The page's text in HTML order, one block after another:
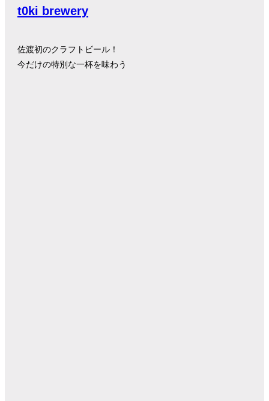
t0ki brewery
佐渡初のクラフトビール！
今だけの特別な一杯を味わう